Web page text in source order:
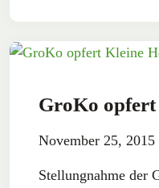
GroKo
November 25, 2015
Stellungnahme der